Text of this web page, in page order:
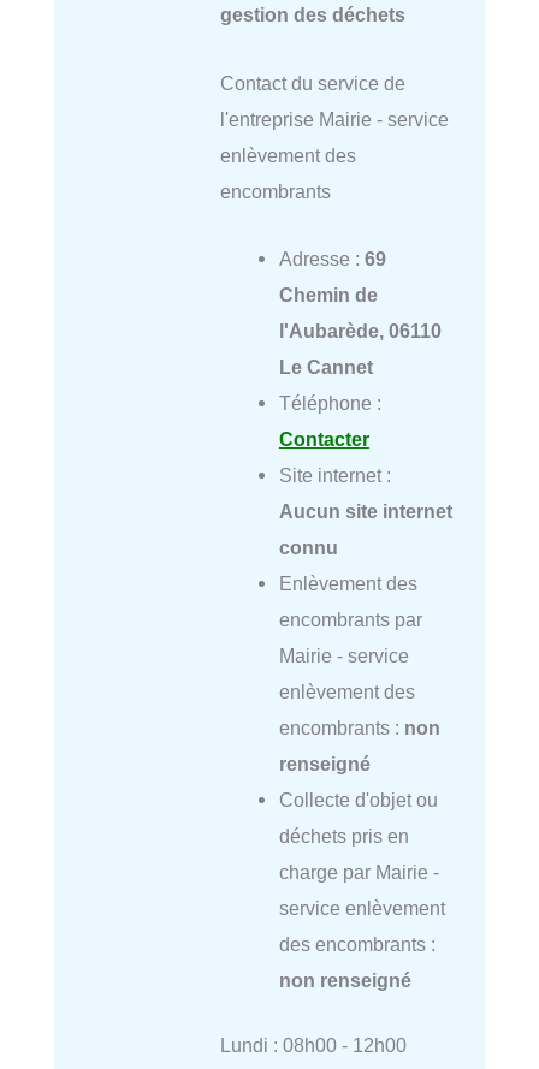
gestion des déchets
Contact du service de
l'entreprise Mairie - service
enlèvement des
encombrants
Adresse : 69
Chemin de
l'Aubarède, 06110
Le Cannet
Téléphone :
Contacter
Site internet :
Aucun site internet
connu
Enlèvement des
encombrants par
Mairie - service
enlèvement des
encombrants : non
renseigné
Collecte d'objet ou
déchets pris en
charge par Mairie -
service enlèvement
des encombrants :
non renseigné
Lundi : 08h00 - 12h00